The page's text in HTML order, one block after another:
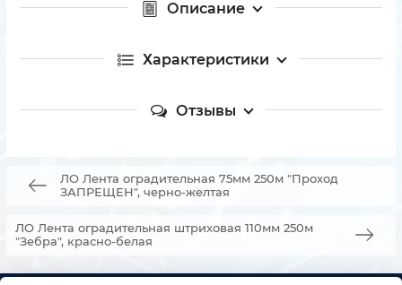
Описание
Характеристики
Отзывы
ЛО Лента оградительная 75мм 250м "Проход
ЗАПРЕЩЕН", черно-желтая
ЛО Лента оградительная штриховая 110мм 250м
"Зебра", красно-белая